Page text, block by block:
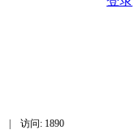
| 访问: 1890